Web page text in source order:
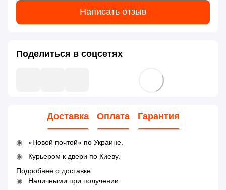
Написать отзыв
Поделиться в соцсетях
Доставка Оплата Гарантия
«Новой почтой» по Украине.
Курьером к двери по Киеву.
Подробнее о доставке
Наличными при получении